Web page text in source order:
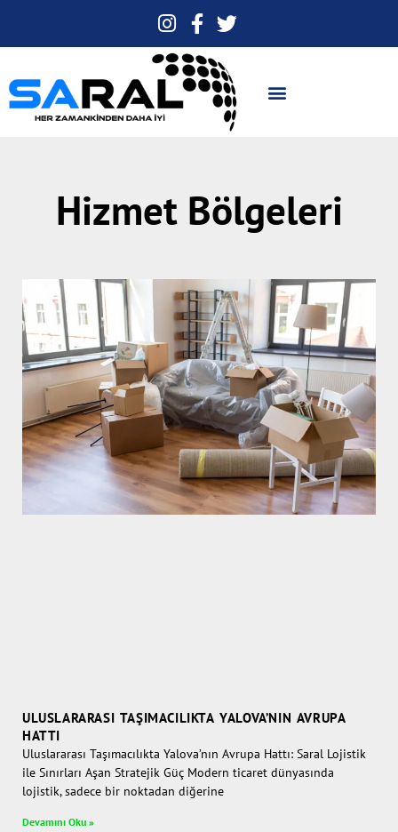
Hizmet Bölgeleri
ULUSLARARASI TAŞIMACILIKTA YALOVA’NIN AVRUPA
HATTI
Uluslararası Taşımacılıkta Yalova’nın Avrupa Hattı: Saral Lojistik
ile Sınırları Aşan Stratejik Güç Modern ticaret dünyasında
lojistik, sadece bir noktadan diğerine
Devamını Oku »